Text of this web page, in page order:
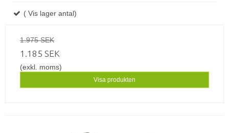
( Vis lager antal)
1.975 SEK
1.185 SEK
(exkl. moms)
Visa produkten